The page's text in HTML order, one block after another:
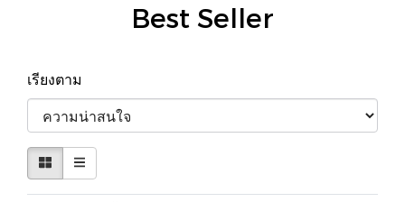
Best Seller
เรียงตาม